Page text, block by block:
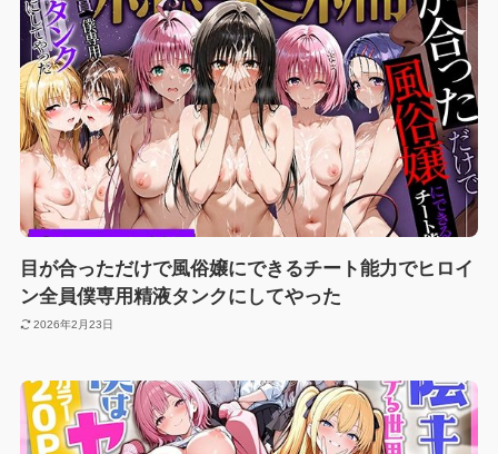
目が合っただけで風俗嬢にできるチート能力でヒロイ
ン全員僕専用精液タンクにしてやった
2026年2月23日